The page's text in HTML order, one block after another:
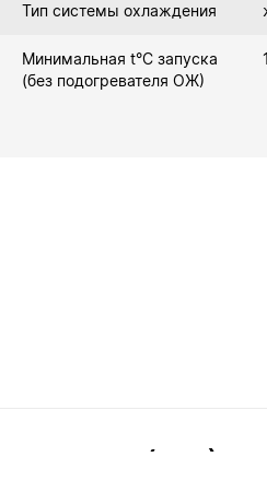
Тип системы охлаждения
Минимальная t°С запуска
(без подогревателя ОЖ)